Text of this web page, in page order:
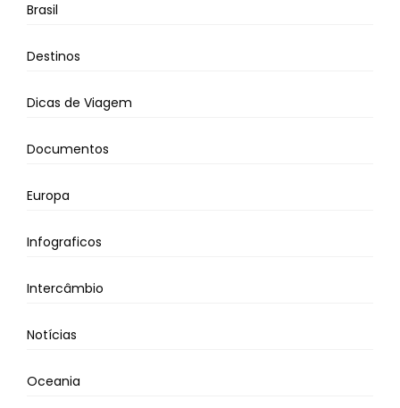
Brasil
Destinos
Dicas de Viagem
Documentos
Europa
Infograficos
Intercâmbio
Notícias
Oceania